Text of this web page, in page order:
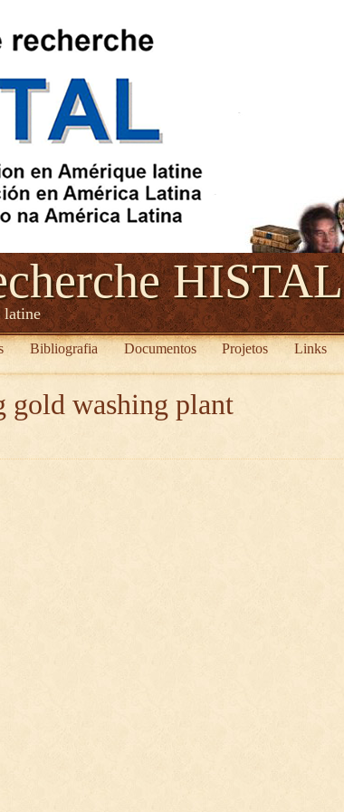
HISTAL
latine
Bibliografia Documentos Projetos Links
gold washing plant